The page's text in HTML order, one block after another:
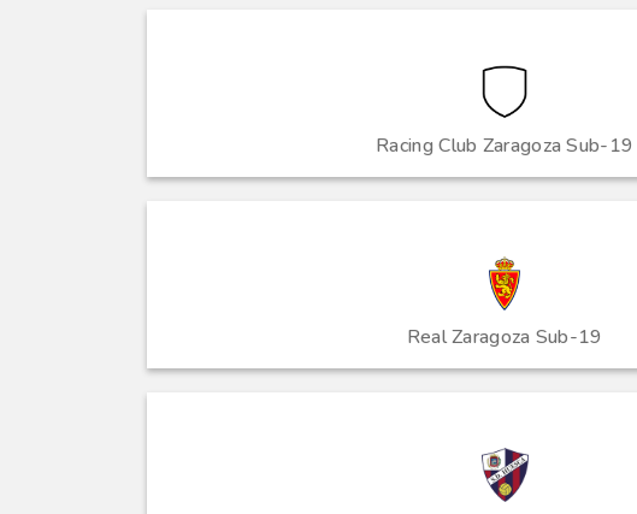
Racing Club Zaragoza Sub-19
Real Zaragoza Sub-19